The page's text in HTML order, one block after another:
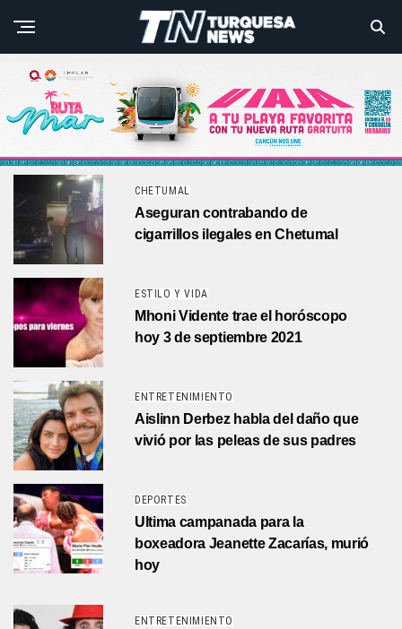
CHETUMAL
Aseguran contrabando de
cigarrillos ilegales en Chetumal
ESTILO Y VIDA
Mhoni Vidente trae el horóscopo
hoy 3 de septiembre 2021
ENTRETENIMIENTO
Aislinn Derbez habla del daño que
vivió por las peleas de sus padres
DEPORTES
Ultima campanada para la
boxeadora Jeanette Zacarías, murió
hoy
ENTRETENIMIENTO